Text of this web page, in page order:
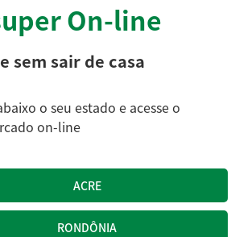
31,19
On-line
sem sair de casa
o seu estado e acesse o
on-line